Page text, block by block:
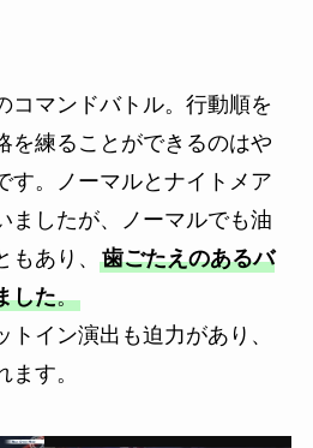
コマンドバトル。行動順を
を練ることができるのはや
す。ノーマルとナイトメア
ましたが、ノーマルでも油
あり、 歯ごたえのあるバ
した。
トイン演出も迫力があり、
す。